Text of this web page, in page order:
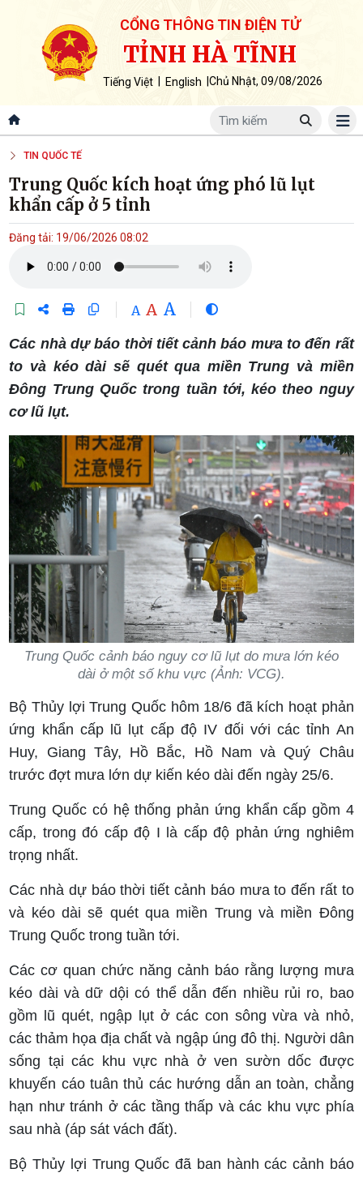
CỔNG THÔNG TIN ĐIỆN TỬ
TỈNH HÀ TĨNH
Tiếng Việt English Chủ Nhật, 09/08/2026
TIN QUỐC TẾ
Trung Quốc kích hoạt ứng phó lũ lụt
khẩn cấp ở 5 tỉnh
Đăng tải: 19/06/2026 08:02
A A A
Các nhà dự báo thời tiết cảnh báo mưa to đến rất
to và kéo dài sẽ quét qua miền Trung và miền
Đông Trung Quốc trong tuần tới, kéo theo nguy
cơ lũ lụt.
Trung Quốc cảnh báo nguy cơ lũ lụt do mưa lớn kéo
dài ở một số khu vực (Ảnh: VCG).
Bộ Thủy lợi Trung Quốc hôm 18/6 đã kích hoạt phản
ứng khẩn cấp lũ lụt cấp độ IV đối với các tỉnh An
Huy, Giang Tây, Hồ Bắc, Hồ Nam và Quý Châu
trước đợt mưa lớn dự kiến kéo dài đến ngày 25/6.
Trung Quốc có hệ thống phản ứng khẩn cấp gồm 4
cấp, trong đó cấp độ I là cấp độ phản ứng nghiêm
trọng nhất.
Các nhà dự báo thời tiết cảnh báo mưa to đến rất to
và kéo dài sẽ quét qua miền Trung và miền Đông
Trung Quốc trong tuần tới.
Các cơ quan chức năng cảnh báo rằng lượng mưa
kéo dài và dữ dội có thể dẫn đến nhiều rủi ro, bao
gồm lũ quét, ngập lụt ở các con sông vừa và nhỏ,
các thảm họa địa chất và ngập úng đô thị. Người dân
sống tại các khu vực nhà ở ven sườn dốc được
khuyến cáo tuân thủ các hướng dẫn an toàn, chẳng
hạn như tránh ở các tầng thấp và các khu vực phía
sau nhà (áp sát vách đất).
Bộ Thủy lợi Trung Quốc đã ban hành các cảnh báo